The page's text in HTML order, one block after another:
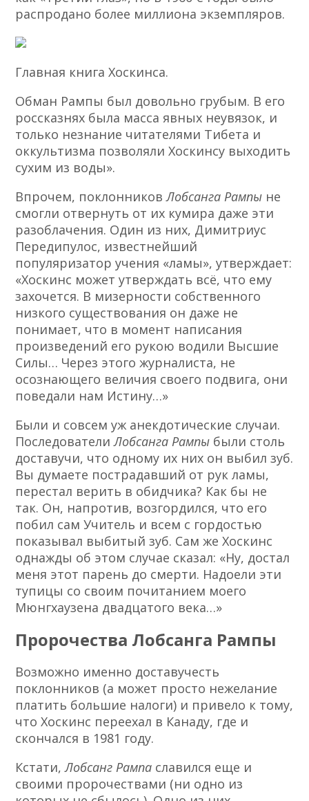
распродано более миллиона экземпляров.
Главная книга Хоскинса.
Обман Рампы был довольно грубым. В его
россказнях была масса явных неувязок, и
только незнание читателями Тибета и
оккультизма позволяли Хоскинсу выходить
сухим из воды».
Впрочем, поклонниковЛобсанга Рампы не
смогли отвернуть от их кумира даже эти
разоблачения. Один из них, Димитриус
Передипулос, известнейший
популяризатор учения «ламы», утверждает:
«Хоскинс может утверждать всё, что ему
захочется. В мизерности собственного
низкого существования он даже не
понимает, что в момент написания
произведений его рукою водили Высшие
Силы… Через этого журналиста, не
осознающего величия своего подвига, они
поведали нам Истину…»
Были и совсем уж анекдотические случаи.
ПоследователиЛобсанга Рампы были столь
доставучи, что одному их них он выбил зуб.
Вы думаете пострадавший от рук ламы,
перестал верить в обидчика? Как бы не
так. Он, напротив, возгордился, что его
побил сам Учитель и всем с гордостью
показывал выбитый зуб. Сам же Хоскинс
однажды об этом случае сказал: «Ну, достал
меня этот парень до смерти. Надоели эти
тупицы со своим почитанием моего
Мюнгхаузена двадцатого века…»
Пророчества Лобсанга Рампы
Возможно именно доставучесть
поклонников (а может просто нежелание
платить большие налоги) и привело к тому,
что Хоскинс переехал в Канаду, где и
скончался в 1981 году.
Кстати,Лобсанг Рампа славился еще и
своими пророчествами (ни одно из